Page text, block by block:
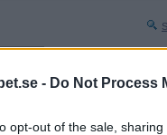
- Do Not Process
opt-out of the sale,